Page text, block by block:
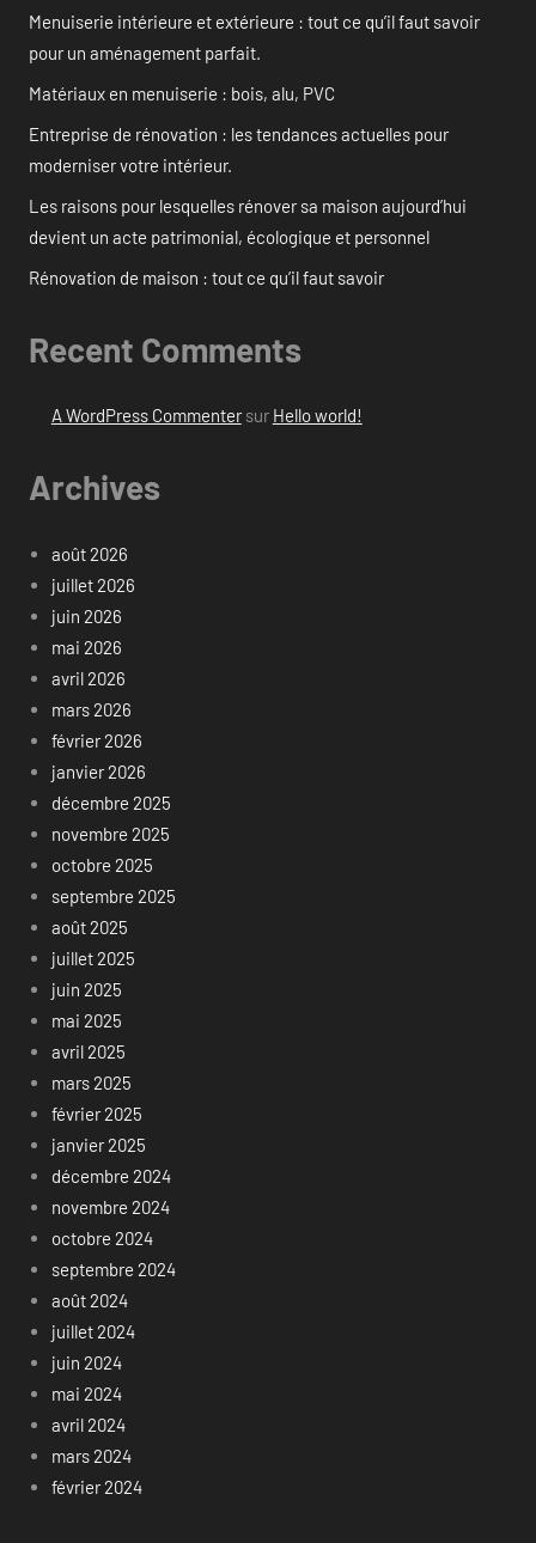
Menuiserie intérieure et extérieure : tout ce qu’il faut savoir
pour un aménagement parfait.
Matériaux en menuiserie : bois, alu, PVC
Entreprise de rénovation : les tendances actuelles pour
moderniser votre intérieur.
Les raisons pour lesquelles rénover sa maison aujourd’hui
devient un acte patrimonial, écologique et personnel
Rénovation de maison : tout ce qu’il faut savoir
Recent Comments
A WordPress Commentersur Hello world!
Archives
août 2026
juillet 2026
juin 2026
mai 2026
avril 2026
mars 2026
février 2026
janvier 2026
décembre 2025
novembre 2025
octobre 2025
septembre 2025
août 2025
juillet 2025
juin 2025
mai 2025
avril 2025
mars 2025
février 2025
janvier 2025
décembre 2024
novembre 2024
octobre 2024
septembre 2024
août 2024
juillet 2024
juin 2024
mai 2024
avril 2024
mars 2024
février 2024